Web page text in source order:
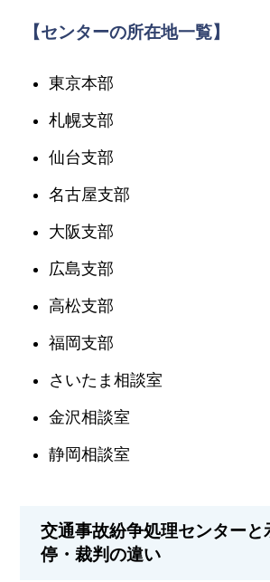
【センターの所在地一覧】
東京本部
札幌支部
仙台支部
名古屋支部
大阪支部
広島支部
高松支部
福岡支部
さいたま相談室
金沢相談室
静岡相談室
交通事故紛争処理センターと
停・裁判の違い